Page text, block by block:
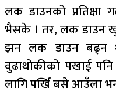
लक डाउनको प्रतिक्षा
भैसके । तर, लक डाउन
झन लक डाउन बढ्न
वुढाथोकीको पखाई
लागि पर्खि बसे आउँला